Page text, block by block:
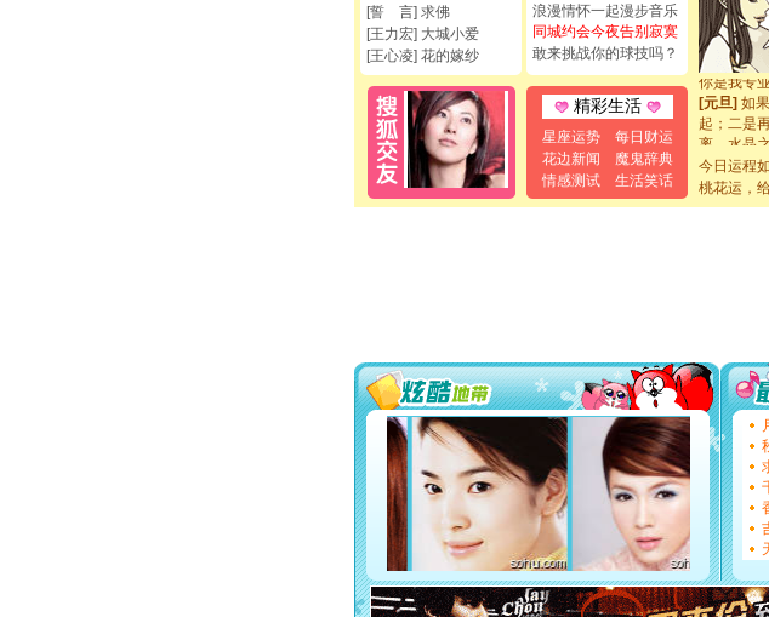
[誓 言] 求佛
[王力宏] 大城小爱
[王心凌] 花的嫁纱
浪漫情怀一起漫步音乐
同城约会今夜告别寂寞
敢来挑战你的球技吗？
精彩生活
星座运势
每日财运
花边新闻
魔鬼辞典
情感测试
生活笑话
如意,快
[元旦]看
断电。爱
你是我专
[元旦]如
起；二是
离。水晶
当
泣，这痛
卖了。水
你太多，
要平安！
[圣诞节]
能正大光
都要快乐
[圣诞节]奉
如意,快
[元旦]
看
断电。爱
你是我专
[元旦]
起；二是
离。水晶
今日运程
桃花运，